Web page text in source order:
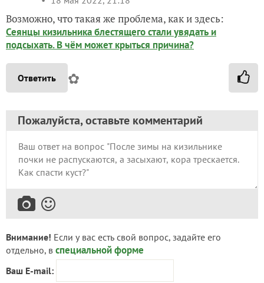
Возможно, что такая же проблема, как и здесь:
Сеянцы кизильника блестящего стали увядать и
подсыхать. В чём может крыться причина?
Ответить ✿
Пожалуйста, оставьте комментарий
Внимание! Если у вас есть свой вопрос, задайте его
отдельно, в специальной форме
Ваш E-mail: